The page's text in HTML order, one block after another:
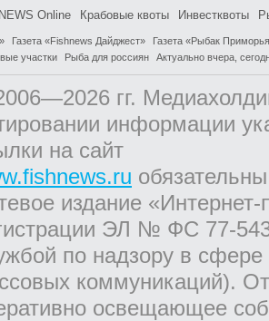
Online Крабовые квоты Инвестквоты
Газета «Fishnews Дайджест»
Газета «Рыбак
участки Рыба для россиян Актуально вчера,
гг.
информации
на сайт
издание
ЭЛ № ФС 77-
по надзору в
коммуникаций).
освещающее